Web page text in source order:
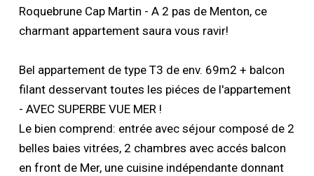
Roquebrune Cap Martin - A 2 pas de Menton, ce
charmant appartement saura vous ravir!
Bel appartement de type T3 de env. 69m2 + balcon
filant desservant toutes les piéces de l'appartement
- AVEC SUPERBE VUE MER !
Le bien comprend: entrée avec séjour composé de 2
belles baies vitrées, 2 chambres avec accés balcon
en front de Mer, une cuisine indépendante donnant